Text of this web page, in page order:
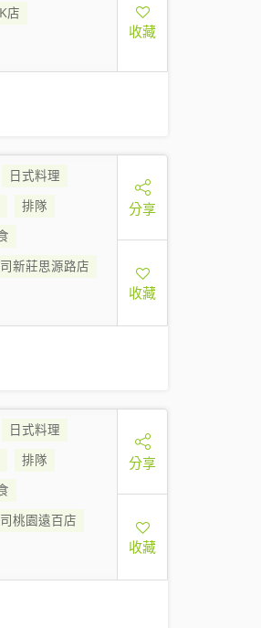
店
收藏
日式料理
排隊
新莊思源路店
分享
收藏
日式料理
排隊
桃園遠百店
分享
收藏